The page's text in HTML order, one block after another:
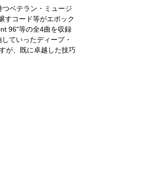
ベテラン・ミュージ
すコード等がエポック
96"等の全4曲を収録
ていったディープ・
が、既に卓越した技巧